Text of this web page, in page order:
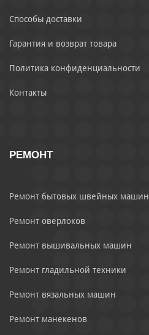
Способы доставки
Гарантия и возврат товара
Политика конфиденциальности
Контакты
РЕМОНТ
Ремонт бытовых швейных машин
Ремонт оверлоков
Ремонт вышивальных машин
Ремонт гладильной техники
Ремонт вязальных машин
Ремонт манекенов